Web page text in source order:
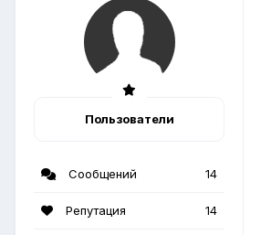
Пользователи
Сообщений 14
Репутация 14